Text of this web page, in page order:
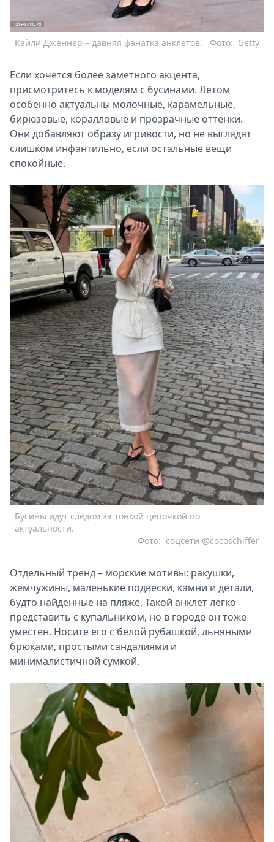
Кайли Дженнер – давняя фанатка анклетов. Getty
Фото:
Если хочется более заметного акцента,
присмотритесь к моделям с бусинами. Летом
особенно актуальны молочные, карамельные,
бирюзовые, коралловые и прозрачные оттенки.
Они добавляют образу игривости, но не выглядят
слишком инфантильно, если остальные вещи
спокойные.
Бусины идут следом за тонкой цепочкой по
актуальности.
соцсети @cocoschiffer
Фото:
Отдельный тренд – морские мотивы: ракушки,
жемчужины, маленькие подвески, камни и детали,
будто найденные на пляже. Такой анклет легко
представить с купальником, но в городе он тоже
уместен. Носите его с белой рубашкой, льняными
брюками, простыми сандалиями и
минималистичной сумкой.